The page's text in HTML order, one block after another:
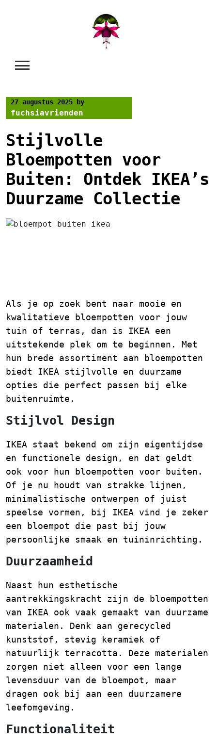
27 augustus 2025 by
fuchsiavrienden
Stijlvolle
Bloempotten voor
Buiten: Ontdek IKEA’s
Duurzame Collectie
Als je op zoek bent naar mooie en
kwalitatieve bloempotten voor jouw
tuin of terras, dan is IKEA een
uitstekende plek om te beginnen. Met
hun brede assortiment aan bloempotten
biedt IKEA stijlvolle en duurzame
opties die perfect passen bij elke
buitenruimte.
Stijlvol Design
IKEA staat bekend om zijn eigentijdse
en functionele design, en dat geldt
ook voor hun bloempotten voor buiten.
Of je nu houdt van strakke lijnen,
minimalistische ontwerpen of juist
speelse vormen, bij IKEA vind je zeker
een bloempot die past bij jouw
persoonlijke smaak en tuininrichting.
Duurzaamheid
Naast hun esthetische
aantrekkingskracht zijn de bloempotten
van IKEA ook vaak gemaakt van duurzame
materialen. Denk aan gerecycled
kunststof, stevig keramiek of
natuurlijk terracotta. Deze materialen
zorgen niet alleen voor een lange
levensduur van de bloempot, maar
dragen ook bij aan een duurzamere
leefomgeving.
Functionaliteit